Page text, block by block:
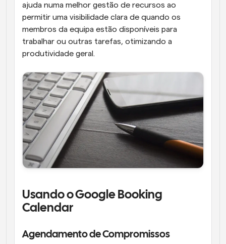
ajuda numa melhor gestão de recursos ao
permitir uma visibilidade clara de quando os
membros da equipa estão disponíveis para
trabalhar ou outras tarefas, otimizando a
produtividade geral.
Usando o Google Booking
Calendar
Agendamento de Compromissos